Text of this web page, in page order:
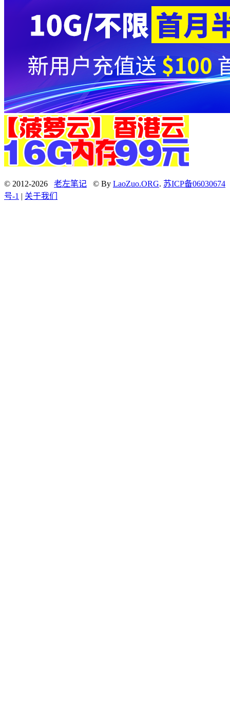
© 2012-2026 老左笔记 © By LaoZuo.ORG. 苏ICP备06030674
号-1 | 关于我们